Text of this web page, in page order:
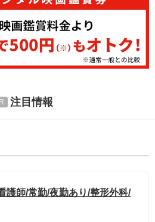
注目情報
護師/常勤/夜勤あり/整形外科/